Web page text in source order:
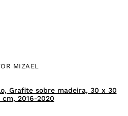
MIZAEL
Grafite sobre madeira, 30 x 30
cm, 2016-2020